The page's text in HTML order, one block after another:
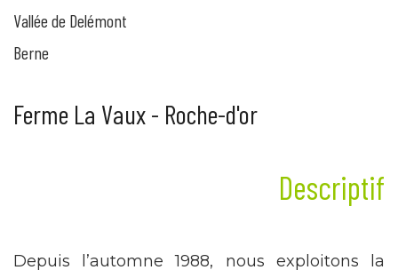
Vallée de Delémont
Berne
Ferme La Vaux - Roche-d'or
Descriptif
Depuis l’automne 1988, nous exploitons la